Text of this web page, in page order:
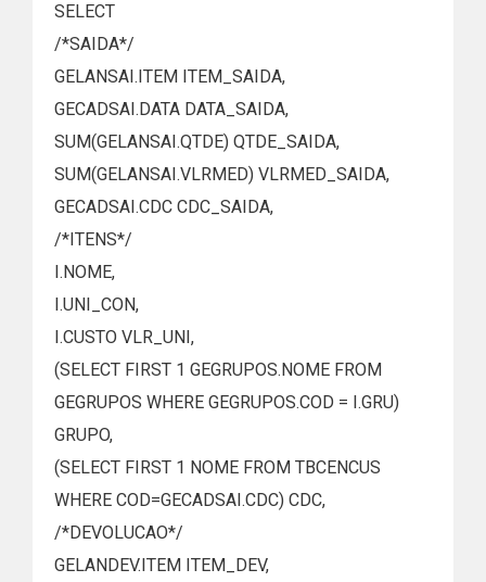
a ordenação abaixo ira gerar o erro
de ambiguidade, porque há campos
CDC em duas tabelas e o nome já
está indicado lá embaixo (I.NOME).
ORDER BY
CDC,
NOME
SELECT
/*SAIDA*/
GELANSAI.ITEM ITEM_SAIDA,
GECADSAI.DATA DATA_SAIDA,
SUM(GELANSAI.QTDE) QTDE_SAIDA,
SUM(GELANSAI.VLRMED) VLRMED_SAIDA,
GECADSAI.CDC CDC_SAIDA,
/*ITENS*/
I.NOME,
I.UNI_CON,
I.CUSTO VLR_UNI,
(SELECT FIRST 1 GEGRUPOS.NOME FROM
GEGRUPOS WHERE GEGRUPOS.COD = I.GRU)
GRUPO,
(SELECT FIRST 1 NOME FROM TBCENCUS
WHERE COD=GECADSAI.CDC) CDC,
/*DEVOLUCAO*/
GELANDEV.ITEM ITEM_DEV,